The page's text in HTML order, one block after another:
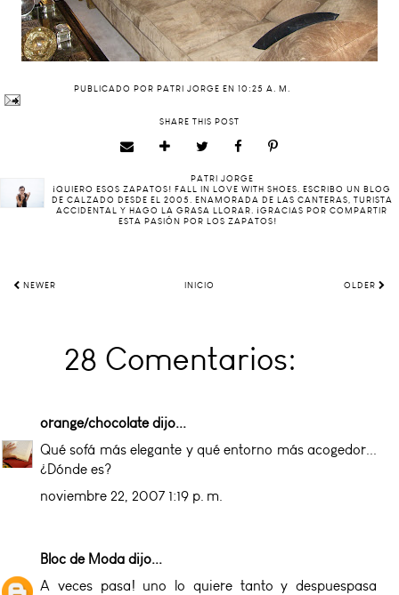
PUBLICADO POR PATRI JORGE EN 10:25 A. M.
SHARE THIS POST
PATRI JORGE
¡QUIERO ESOS ZAPATOS! FALL IN LOVE WITH SHOES. ESCRIBO UN BLOG
DE CALZADO DESDE EL 2005. ENAMORADA DE LAS CANTERAS, TURISTA
ACCIDENTAL Y HAGO LA GRASA LLORAR. ¡GRACIAS POR COMPARTIR
ESTA PASIÓN POR LOS ZAPATOS!
NEWER INICIO OLDER
28 Comentarios:
orange/chocolatedijo...
Qué sofá más elegante y qué entorno más acogedor...
¿Dónde es?
noviembre 22, 2007 1:19 p. m.
Bloc de Moda dijo...
A veces pasa! uno lo quiere tanto y despuespasa